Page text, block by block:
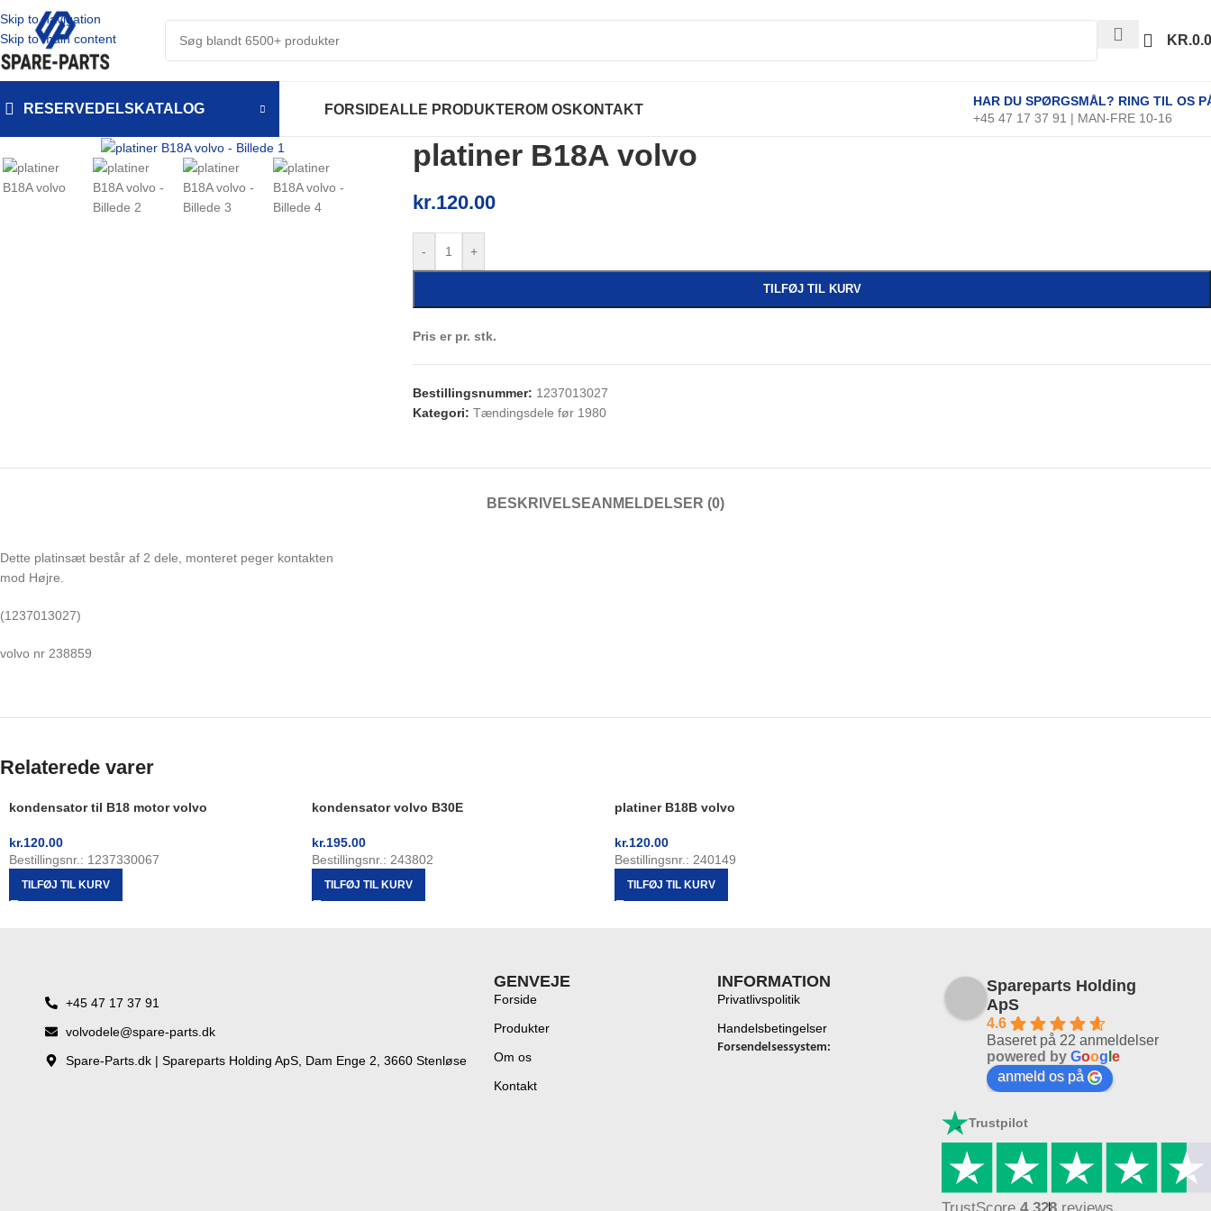
Skip to navigation
Skip to main content
KR.
RESERVEDELSKATALOG FORSIDEALLE PRODUKTEROM OS KONTAKT
HAR DU SPØRGSMÅL? RING TIL OS
+45 47 17 37 91 | MAN-FRE 10-16
platiner B18A volvo
kr.120.00
- +
TILFØJ TIL KURV
Pris er pr. stk.
Bestillingsnummer: 1237013027
Kategori: Tændingsdele før 1980
BESKRIVELSEANMELDELSER (0)
Dette platinsæt består af 2 dele, monteret peger kontakten
mod Højre.
(1237013027)
volvo nr 238859
Relaterede varer
kondensator til B18 motor volvo
kr.120.00
Bestillingsnr.: 1237330067
TILFØJ TIL KURV
kondensator volvo B30E
kr.195.00
Bestillingsnr.: 243802
TILFØJ TIL KURV
platiner B18B volvo
kr.120.00
Bestillingsnr.: 240149
TILFØJ TIL KURV
+45 47 17 37 91
volvodele@spare-parts.dk
Spare-Parts.dk | Spareparts Holding ApS, Dam Enge 2, 3660 Stenløse
GENVEJE
Forside
Produkter
Om os
Kontakt
INFORMATION
Privatlivspolitik
Handelsbetingelser
Forsendelsessystem:
Spareparts Holding
ApS
4.6
Baseret på 22 anmeldelser
powered byGoog le
anmeld os på
Trustpilot